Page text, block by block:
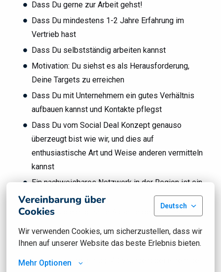
Vereinbarung über
Cookies
Deutsch
Wir verwenden Cookies, um sicherzustellen, dass wir
Ihnen auf unserer Website das beste Erlebnis bieten.
Mehr Optionen
Dass Du gerne zur Arbeit gehst!
Dass Du mindestens 1-2 Jahre Erfahrung im
Vertrieb hast
Dass Du selbstständig arbeiten kannst
Motivation: Du siehst es als Herausforderung,
Deine Targets zu erreichen
Dass Du mit Unternehmern ein gutes Verhältnis
aufbauen kannst und Kontakte pflegst
Dass Du vom Social Deal Konzept genauso
überzeugt bist wie wir, und dies auf
enthusiastische Art und Weise anderen vermitteln
kannst
Ein nachweisbares Netzwerk in der Region ist ein
Plus
Dass Du die englische Sprache beherrschst
Was bieten wir Dir?
Vollzeitarbeitsvertrag (40 Stunden) bei einem der